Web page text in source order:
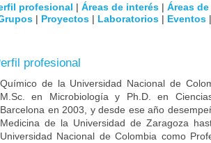
profesional | Áreas de interés | Áreas
| Proyectos | Laboratorios | Eventos |
profesional
Químico de la Universidad Nacional de
M.Sc. en Microbiología y Ph.D. en
Barcelona en 2003, y desde ese año
Medicina de la Universidad de Zaragoza
Universidad Nacional de Colombia como